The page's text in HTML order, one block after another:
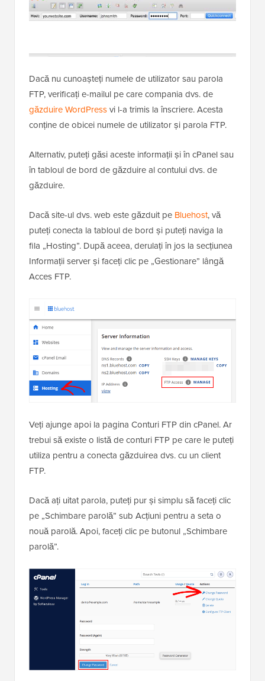
Dacă nu cunoașteți numele de utilizator sau parola
FTP, verificați e-mailul pe care compania dvs. de
găzduire WordPressvi l-a trimis la înscriere. Acesta
conține de obicei numele de utilizator și parola FTP.
Alternativ, puteți găsi aceste informații și în cPanel sau
în tabloul de bord de găzduire al contului dvs. de
găzduire.
Dacă site-ul dvs. web este găzduit pe Bluehost, vă
puteți conecta la tabloul de bord și puteți naviga la
fila „Hosting”. După aceea, derulați în jos la secțiunea
Informații server și faceți clic pe „Gestionare” lângă
Acces FTP.
Veți ajunge apoi la pagina Conturi FTP din cPanel. Ar
trebui să existe o listă de conturi FTP pe care le puteți
utiliza pentru a conecta găzduirea dvs. cu un client
FTP.
Dacă ați uitat parola, puteți pur și simplu să faceți clic
pe „Schimbare parolă” sub Acțiuni pentru a seta o
nouă parolă. Apoi, faceți clic pe butonul „Schimbare
parolă”.